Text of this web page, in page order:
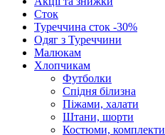
Сток
Туреччина сток -30%
Одяг з Туреччини
Малюкам
Хлопчикам
Футболки
Спідня білизна
Піжами, халати
Штани, шорти
Костюми, комплекти